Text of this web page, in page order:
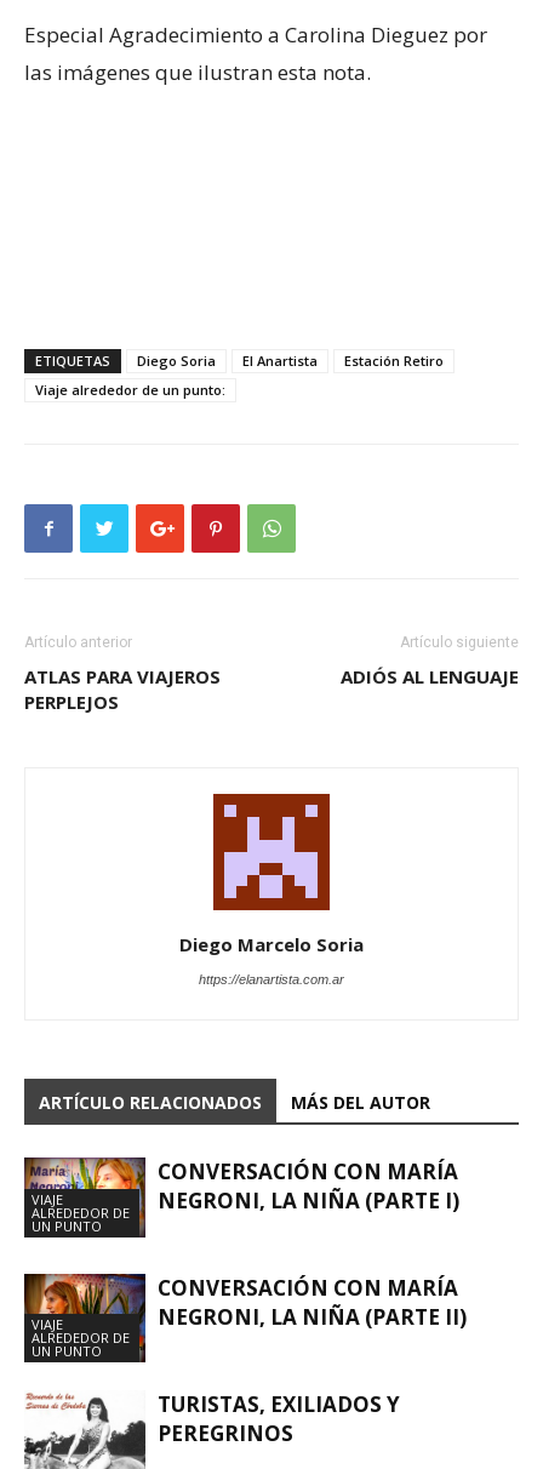
Especial Agradecimiento a Carolina Dieguez por
las imágenes que ilustran esta nota.
ETIQUETAS Diego Soria El Anartista
Estación Retiro
Viaje alrededor de un punto:
Artículo anterior
ATLAS PARA VIAJEROS
PERPLEJOS
Artículo siguiente
ADIÓS AL LENGUAJE
Diego Marcelo Soria
https://elanartista.com.ar
ARTÍCULO RELACIONADOS MÁS DEL AUTOR
VIAJE
ALREDEDOR DE
UN PUNTO
CONVERSACIÓN CON MARÍA
NEGRONI, LA NIÑA (PARTE I)
VIAJE
ALREDEDOR DE
UN PUNTO
CONVERSACIÓN CON MARÍA
NEGRONI, LA NIÑA (PARTE II)
TURISTAS, EXILIADOS Y
PEREGRINOS